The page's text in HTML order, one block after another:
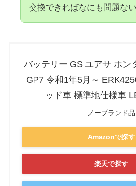
交換できればなにも問題な
バッテリー GS ユアサ ホン
GP7 令和1年5月～
ッド車 標準地仕様車
ノーブランド品
Amazonで探す
楽天で探す